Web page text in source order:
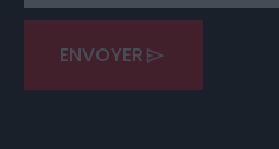
ENVOYER